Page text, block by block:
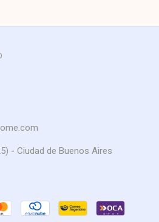
- Ciudad de Buenos Aires